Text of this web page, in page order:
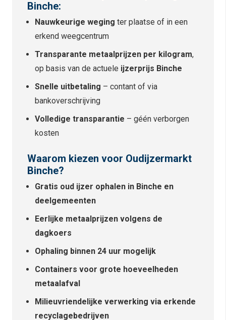
Binche:
Nauwkeurige weging ter plaatse of in een
erkend weegcentrum
Transparante metaalprijzen per kilogram,
op basis van de actuele ijzerprijs Binche
Snelle uitbetaling – contant of via
bankoverschrijving
Volledige transparantie – géén verborgen
kosten
Waarom kiezen voor Oudijzermarkt
Binche?
Gratis oud ijzer ophalen in Binche en
deelgemeenten
Eerlijke metaalprijzen volgens de
dagkoers
Ophaling binnen 24 uur mogelijk
Containers voor grote hoeveelheden
metaalafval
Milieuvriendelijke verwerking via erkende
recyclagebedrijven